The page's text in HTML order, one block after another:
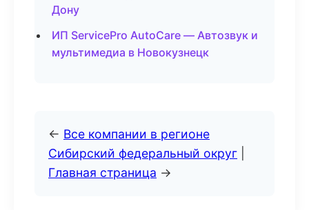
Дону
ИП ServicePro AutoCare — Автозвук и
мультимедиа в Новокузнецк
← Все компании в регионе
Сибирский федеральный округ
Главная страница →